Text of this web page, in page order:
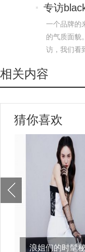
专访
的气
一个品牌的
的气质面貌
访，我们看
相关内容
猜你喜欢
浪姐们的时髦